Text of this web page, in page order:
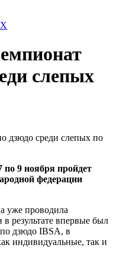
слепых
по 9 ноября пройдет
федерации
уже проводила
результате впервые был
дзюдо IBSA, в
индивидуальные, так и